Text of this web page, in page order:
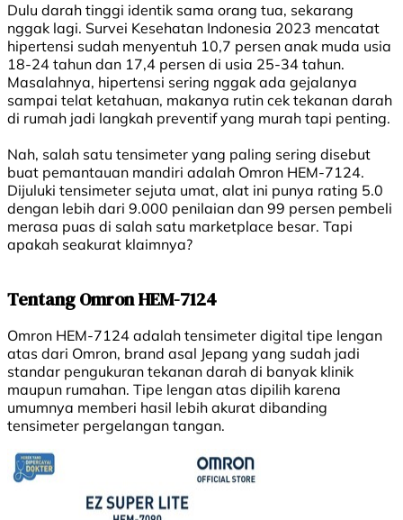
Dulu darah tinggi identik sama orang tua, sekarang
nggak lagi. Survei Kesehatan Indonesia 2023 mencatat
hipertensi sudah menyentuh 10,7 persen anak muda usia
18-24 tahun dan 17,4 persen di usia 25-34 tahun.
Masalahnya, hipertensi sering nggak ada gejalanya
sampai telat ketahuan, makanya rutin cek tekanan darah
di rumah jadi langkah preventif yang murah tapi penting.
Nah, salah satu tensimeter yang paling sering disebut
buat pemantauan mandiri adalah Omron HEM-7124.
Dijuluki tensimeter sejuta umat, alat ini punya rating 5.0
dengan lebih dari 9.000 penilaian dan 99 persen pembeli
merasa puas di salah satu marketplace besar. Tapi
apakah seakurat klaimnya?
Tentang Omron HEM-7124
Omron HEM-7124 adalah tensimeter digital tipe lengan
atas dari Omron, brand asal Jepang yang sudah jadi
standar pengukuran tekanan darah di banyak klinik
maupun rumahan. Tipe lengan atas dipilih karena
umumnya memberi hasil lebih akurat dibanding
tensimeter pergelangan tangan.